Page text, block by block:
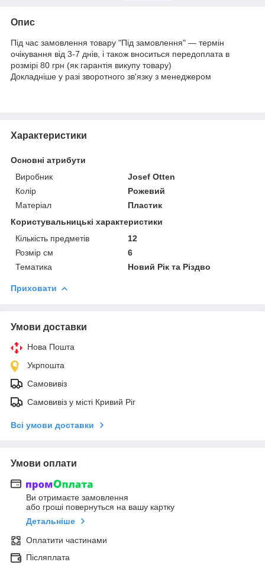
Опис
Під час замовлення товару "Під замовлення" — термін
очікування від 3-7 днів, і також вноситься передоплата в
розмірі 80 грн (як гарантія викупу товару)
Докладніше у разі зворотного зв'язку з менеджером
Характеристики
Основні атрибути
Виробник
Josef Otten
Колір
Рожевий
Матеріал
Пластик
Користувальницькі характеристики
Кількість предметів
12
Розмір см
6
Тематика
Новий Рік та Різдво
Приховати
Умови доставки
Нова Пошта
Укрпошта
Самовивіз
Самовивіз у місті Кривий Ріг
Всі умови доставки
Умови оплати
Ви отримаєте замовлення
або гроші повернуться на вашу картку
Детальніше
Оплатити частинами
Післяплата